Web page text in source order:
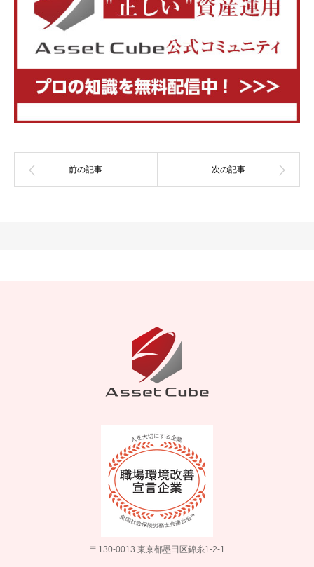
〒130-0013 東京都墨田区錦糸1-2-1